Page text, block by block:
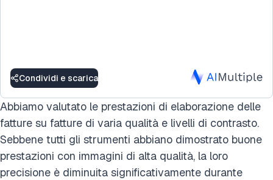
Condividi e scarica
Abbiamo valutato le prestazioni di elaborazione delle
fatture su fatture di varia qualità e livelli di contrasto.
Sebbene tutti gli strumenti abbiano dimostrato buone
prestazioni con immagini di alta qualità, la loro
precisione è diminuita significativamente durante